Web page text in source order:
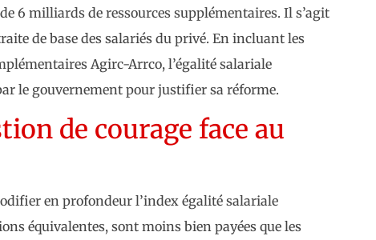
6 milliards de ressources supplémentaires. Il s’agit
de base des salariés du privé. En incluant les
Agirc-Arrco, l’égalité salariale
le gouvernement pour justifier sa réforme.
de courage face au
en profondeur l’index égalité salariale
équivalentes, sont moins bien payées que les